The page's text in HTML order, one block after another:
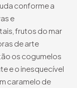
conforme a
e
frutos do mar
de arte
os cogumelos
e o inesquecível
caramelo de